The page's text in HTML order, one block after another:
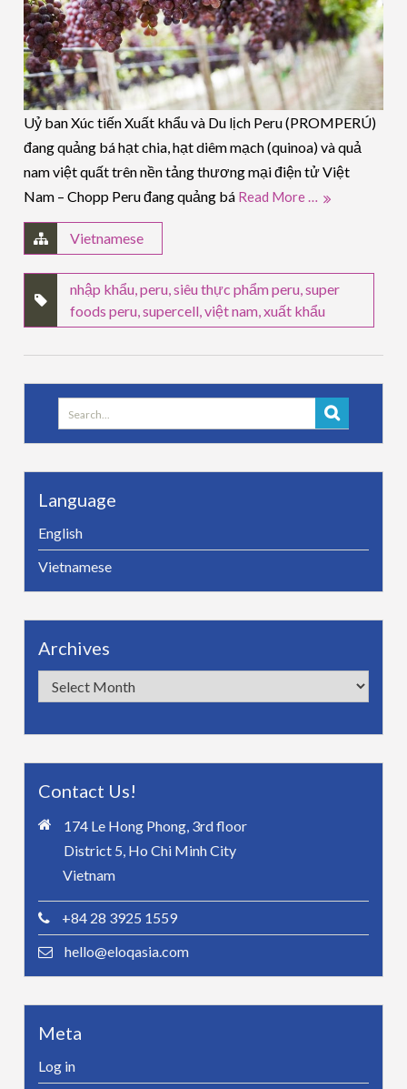
Uỷ ban Xúc tiến Xuất khẩu và Du lịch Peru (PROMPERÚ)
đang quảng bá hạt chia, hạt diêm mạch (quinoa) và quả
nam việt quất trên nền tảng thương mại điện tử Việt
Nam – Chopp Peru đang quảng bá Read More …
Vietnamese
nhập khẩu ,peru ,siêu thực phẩm peru ,super
foods peru ,supercell ,việt nam ,xuất khẩu
Search
for:
Language
English
Vietnamese
Archives
Archives
Contact Us!
174 Le Hong Phong, 3rd floor
District 5, Ho Chi Minh City
Vietnam
+84 28 3925 1559
hello@eloqasia.com
Meta
Log in